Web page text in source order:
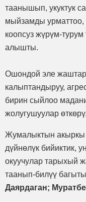
таанышып, укуктук
мыйзамды урматтоо,
коопсуз жүрүм-
алышты.
Ошондой эле жаштар
калыптандыруу,
бирин сыйлоо
жолугушуулар
Жумалыктын акыркы
дүйнөлүк бийиктик,
окуучулар тарыхый
таанып-билүү
Даярдаган;